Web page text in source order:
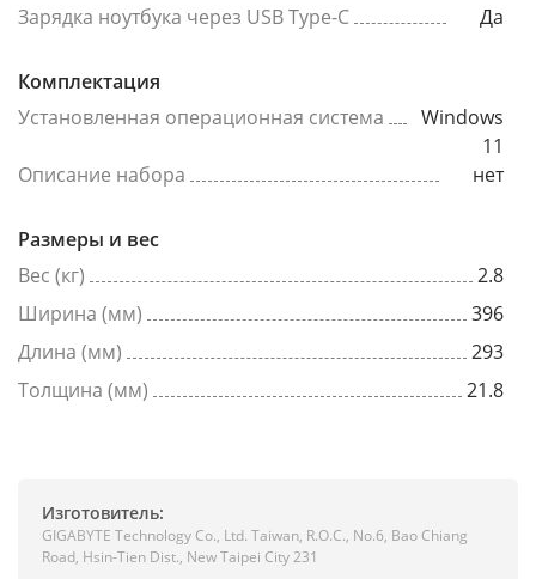
Зарядка ноутбука через USB Type-C
Да
Комплектация
Установленная операционная система
Windows
11
Описание набора
нет
Размеры и вес
Вес (кг)
2.8
Ширина (мм)
396
Длина (мм)
293
Толщина (мм)
21.8
Изготовитель:
GIGABYTE Technology Co., Ltd. Taiwan, R.O.C., No.6, Bao Chiang
Road, Hsin-Tien Dist., New Taipei City 231